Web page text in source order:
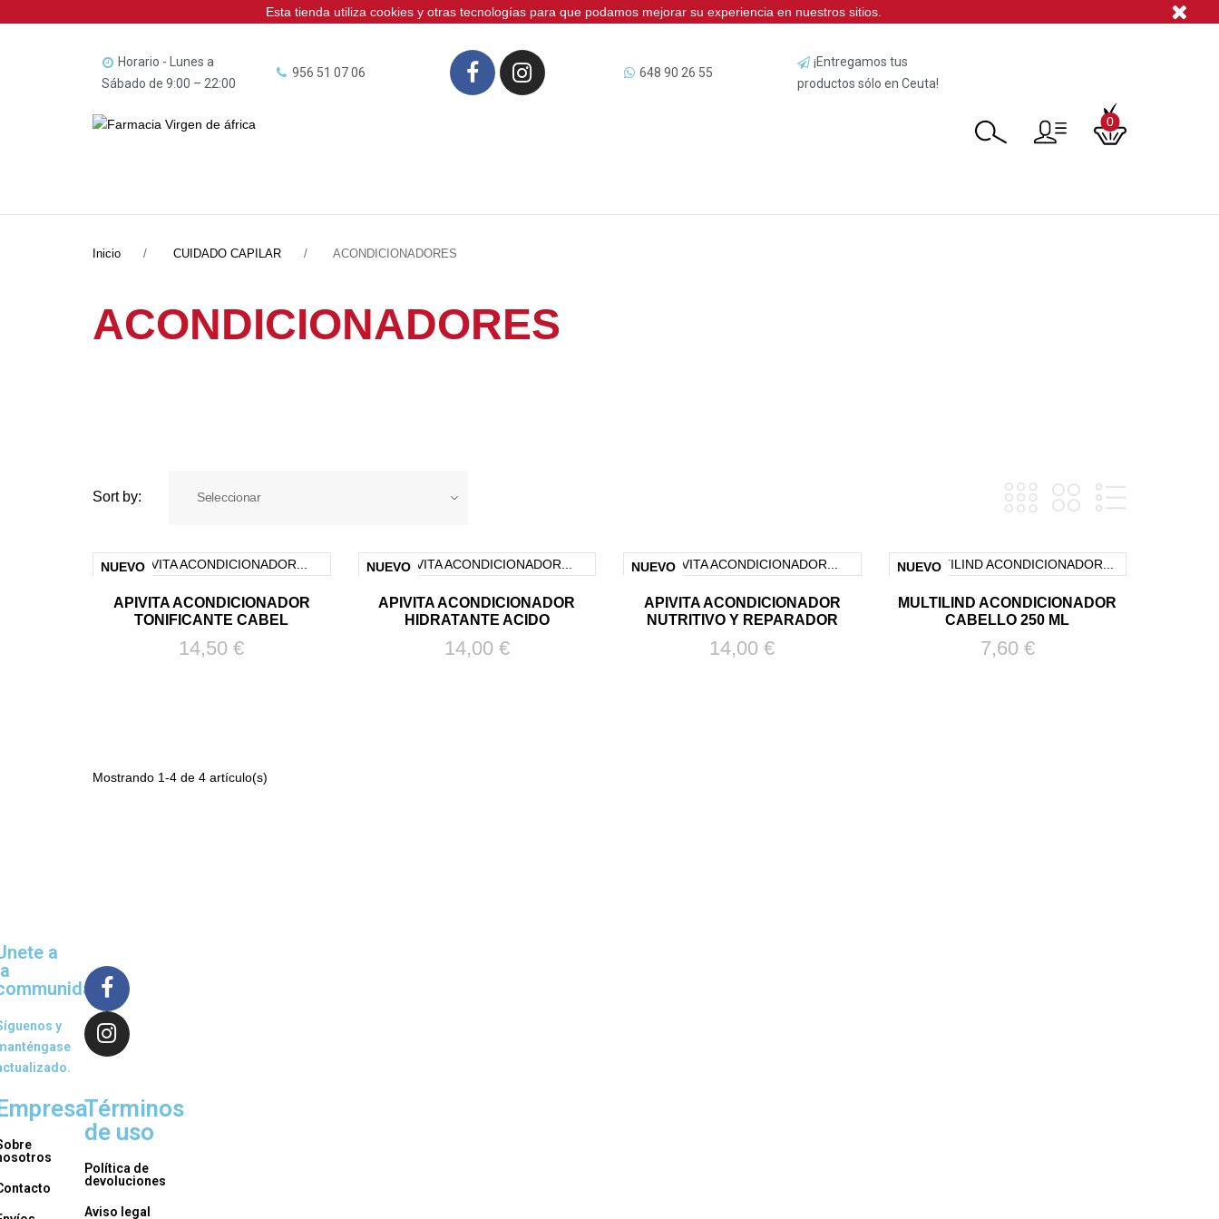
Esta tienda utiliza cookies y otras tecnologías para que podamos mejorar su experiencia en nuestros sitios.
Horario - Lunes a
Sábado de 9:00 – 22:00
956 51 07 06 648 90 26 55
¡Entregamos tus
productos sólo en Ceuta!
0
Inicio CUIDADO CAPILAR ACONDICIONADORES
ACONDICIONADORES
Sort by: Seleccionar
NUEVO
APIVITA ACONDICIONADOR
TONIFICANTE CABEL
Precio
14,50 €
NUEVO
APIVITA ACONDICIONADOR
HIDRATANTE ACIDO
Precio
14,00 €
NUEVO
APIVITA ACONDICIONADOR
NUTRITIVO Y REPARADOR
Precio
14,00 €
NUEVO
MULTILIND ACONDICIONADOR
CABELLO 250 ML
Precio
7,60 €
Mostrando 1-4 de 4 artículo(s)
a
y
Términos
de uso
Política de
devoluciones
Aviso legal